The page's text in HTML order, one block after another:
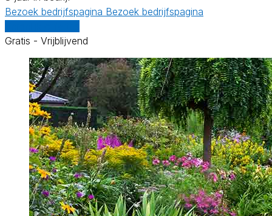
Bezoek bedrijfspagina Bezoek bedrijfspagina
Gratis - Vrijblijvend